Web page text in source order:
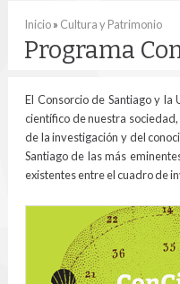
Se encuentra usted
Inicio» Cultura y Patrimonio
Programa
El Consorcio de Santiago y
científico de nuestra
de la investigación y del
Santiago de las más
existentes entre el cuadro de